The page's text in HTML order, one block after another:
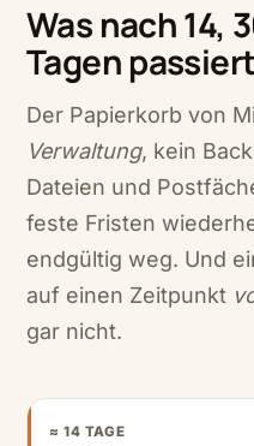
Was nach 14,
Tagen passiert
Der Papierkorb von
Verwaltung, kein
Dateien und
feste Fristen
endgültig weg. Und
auf einen Zeitpunkt
gar nicht.
≈ 14 TAGE